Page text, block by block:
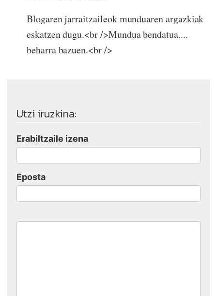
Blogaren jarraitzaileok munduaren argazkiak
eskatzen dugu.<br />Mundua bendatua....
beharra bazuen.<br />
Utzi iruzkina:
Erabiltzaile izena
Eposta